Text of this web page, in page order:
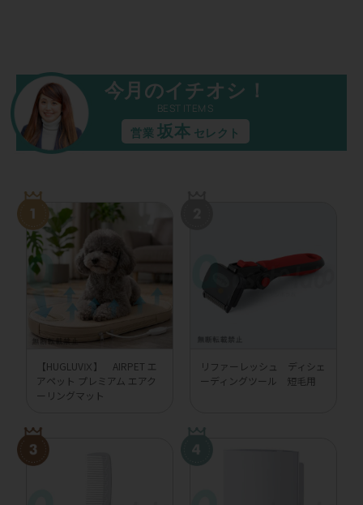
今月のイチオシ！
BEST ITEMS
営業 坂本 セレクト
【HUGLUVⅨ】 AIRPET エ
アペット プレミアム エアク
ーリングマット
リファーレッシュ ディシェ
ーディングツール 短毛用